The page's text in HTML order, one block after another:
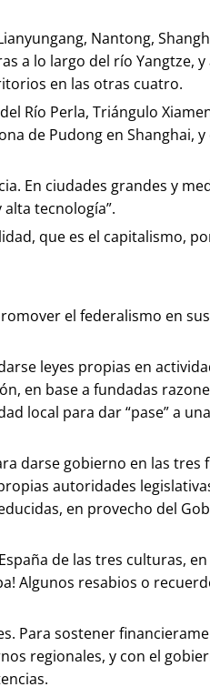
Nantong,
a lo largo del río Yangtze,
en las otras cuatro.
Río Perla, Triángulo
de Pudong en Shanghai,
En ciudades grandes y
tecnología”.
que es el capitalismo,
el federalismo en
leyes propias en
en base a fundadas
local para dar “pase” a
darse gobierno en las
autoridades
en provecho del
de las tres culturas,
Algunos resabios o
Para sostener
regionales, y con el